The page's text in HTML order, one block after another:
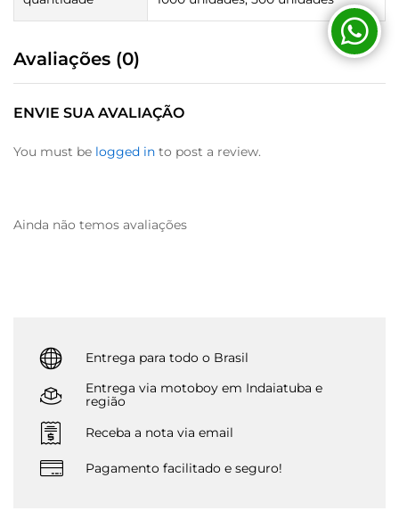
Avaliações (0)
ENVIE SUA AVALIAÇÃO
You must be logged in to post a review.
Ainda não temos avaliações
Entrega para todo o Brasil
Entrega via motoboy em Indaiatuba e
região
Receba a nota via email
Pagamento facilitado e seguro!